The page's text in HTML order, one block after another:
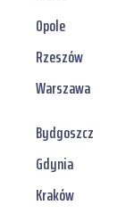
Opole
Rzeszów
Warszawa
Bydgoszcz
Gdynia
Kraków